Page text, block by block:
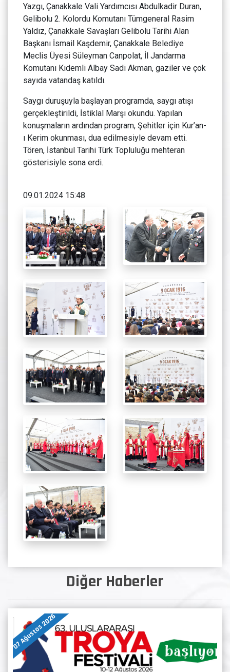
Diğer Haberler
07 Ağustos 2026
Yazgı, Çanakkale Vali Yardımcısı Abdulkadir Duran,
Gelibolu 2. Kolordu Komutanı Tümgeneral Rasim
Yaldız, Çanakkale Savaşları Gelibolu Tarihi Alan
Başkanı İsmail Kaşdemir, Çanakkale Belediye
Meclis Üyesi Süleyman Canpolat, İl Jandarma
Komutanı Kıdemli Albay Sadi Akman, gaziler ve çok
sayıda vatandaş katıldı.
Saygı duruşuyla başlayan programda, saygı atışı
gerçekleştirildi, İstiklal Marşı okundu. Yapılan
konuşmaların ardından program, Şehitler için Kur’an-
ı Kerim okunması, dua edilmesiyle devam etti.
Tören, İstanbul Tarihi Türk Topluluğu mehteran
gösterisiyle sona erdi.
09.01.2024 15:48